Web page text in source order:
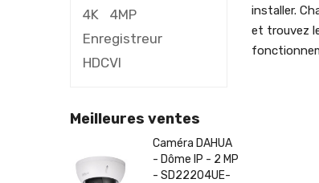
4K
4MP
Enregistreur
HDCVI
Meilleures ventes
Caméra DAHUA
- Dôme IP - 2 MP
- SD22204UE-
installer.
et trouvez